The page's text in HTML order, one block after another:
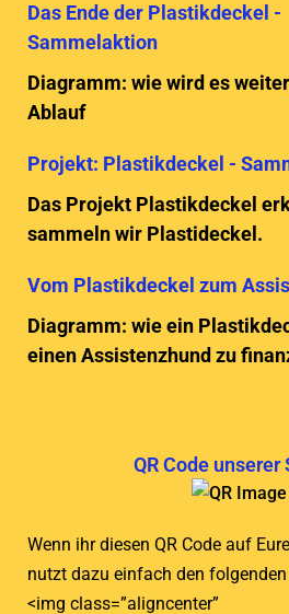
Das Ende der Plastikdeckel -
Sammelaktion
Diagramm: wie wird es
Ablauf
Projekt: Plastikdeckel -
Das Projekt Plastikdeckel
sammeln wir Plastideckel.
Vom Plastikdeckel zum
Diagramm: wie ein
einen Assistenzhund zu
QR Code unserer
Wenn ihr diesen QR Code auf
nutzt dazu einfach den
<img class=”aligncenter”